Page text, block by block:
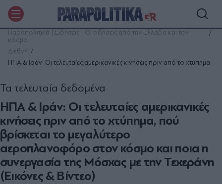
Παραπολιτικά | Ειδήσεις - Οι ειδήσεις από την Ελλάδα και τον
κόσμο
Διεθνή
ΗΠΑ & Ιράν: Οι τελευταίες αμερικανικές κινήσεις πριν από το χτύπημα
ΗΠΑ & Ιράν: Οι τελευταίες αμερικανικές
κινήσεις πριν από το χτύπημα, πού
βρίσκεται το μεγαλύτερο
αεροπλανοφόρο στον κόσμο και ποια η
συνεργασία της Μόσχας με την Τεχεράνη
(Εικόνες & Βίντεο)
Τα τελευταία δεδομένα